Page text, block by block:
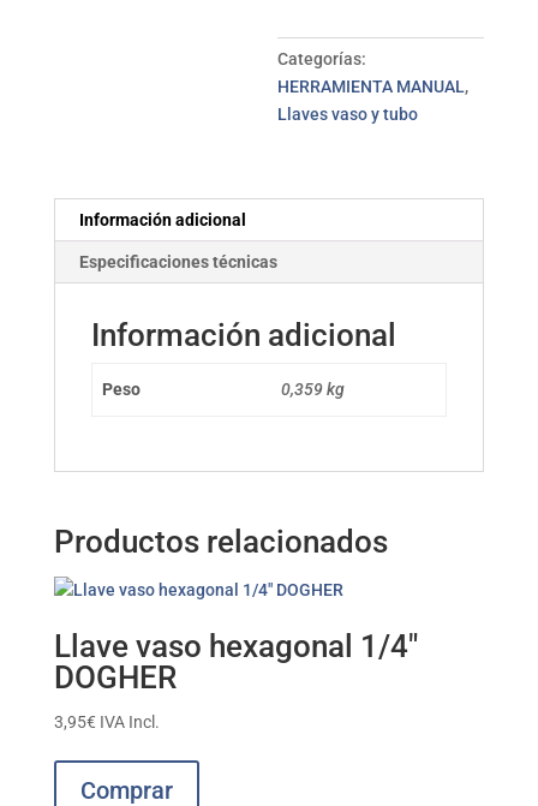
cantidad
Categorías:
HERRAMIENTA MANUAL,
Llaves vaso y tubo
Información adicional
Especificaciones técnicas
Información adicional
Peso 0,359 kg
Productos relacionados
Llave vaso hexagonal 1/4″
DOGHER
3,95€ IVA Incl.
Comprar